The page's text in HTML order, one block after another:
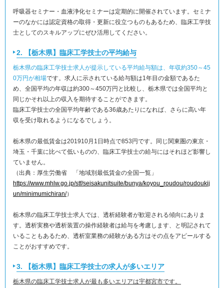
呼吸器セミナー・血液浄化セミナーは定期的に開催されています。セミナ
ーのなかには認定資格の取得・更新に役立つものもあるため、臨床工学技
士としてのスキルアップにぜひ活用してください。
2. 【栃木県】臨床工学技士の平均給与
栃木県の臨床工学技士求人が提示している平均給与額は、年収約350～45
0万円が相場です。求人に示されている給与額は1年目の金額であるた
め、全国平均の年収は約300～450万円と比較し、栃木県では全国平均と
同じかそれ以上の収入を期待することができます。
臨床工学技士の全国平均年齢である36歳あたりになれば、さらに高い年
収を受け取れるようになるでしょう。
栃木県の最低賃金は201910月1日時点で853円です。同じ関東圏の東京・
埼玉・千葉に比べて低いものの、臨床工学技士の給与にはそれほど影響し
ていません。
（出典：厚生労働省 「地域別最低賃金の全国一覧」
https://www.mhlw.go.jp/stf/seisakunitsuite/bunya/koyou_roudou/roudoukij
un/minimumichiran/）
栃木県の臨床工学技士求人では、透析経験者が歓迎される傾向にありま
す。透析実務や透析装置の操作経験者は給与を考慮します、と明記されて
いることもあるため、透析室業務の経験がある方はその点をアピールする
ことがおすすめです。
3. 【栃木県】臨床工学技士の求人が多いエリア
栃木県の臨床工学技士求人が最も多いエリアは宇都宮市です。